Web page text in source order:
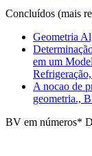
Concluídos (mais
Geometria
em um
A nocao de
geometria.,
BV em números*